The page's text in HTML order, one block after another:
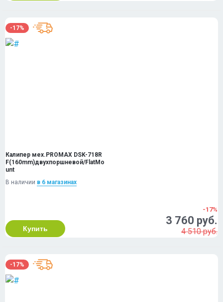
-17%
Калипер мех.PROMAX DSK-718R
F(160mm)двухпоршневой/FlatMo
unt
В наличии в 6 магазинах
Купить
-17%
3 760 руб.
4 510 руб.
-17%